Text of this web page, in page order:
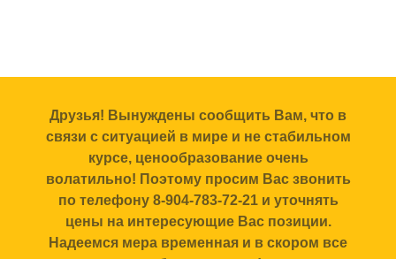
Друзья! Вынуждены сообщить Вам, что в
связи с ситуацией в мире и не стабильном
курсе, ценообразование очень
волатильно! Поэтому просим Вас звонить
по телефону 8-904-783-72-21 и уточнять
цены на интересующие Вас позиции.
Надеемся мера временная и в скором все